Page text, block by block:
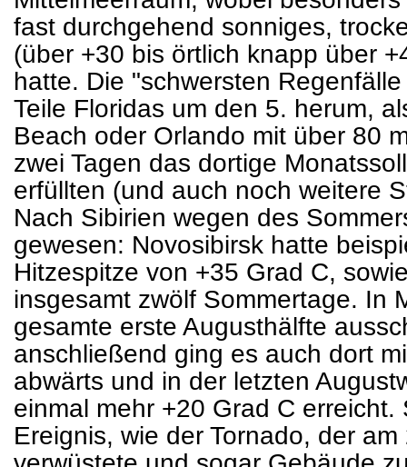
fast durchgehend sonniges,
(über +30 bis örtlich knapp über
hatte. Die "schwersten
Teile Floridas um den 5. herum,
Beach oder Orlando mit über 80
zwei Tagen das dortige
erfüllten (und auch noch weitere
Nach Sibirien wegen des
gewesen: Novosibirsk hatte
Hitzespitze von +35 Grad C,
insgesamt zwölf Sommertage. In
gesamte erste Augusthälfte
anschließend ging es auch dort
abwärts und in der letzten
einmal mehr +20 Grad C
Ereignis, wie der Tornado, der